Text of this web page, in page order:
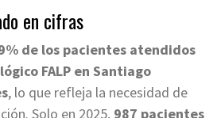
en cifras
de los pacientes atendidos
FALP en Santiago
, lo que refleja la necesidad de
Solo en 2025, 987 pacientes